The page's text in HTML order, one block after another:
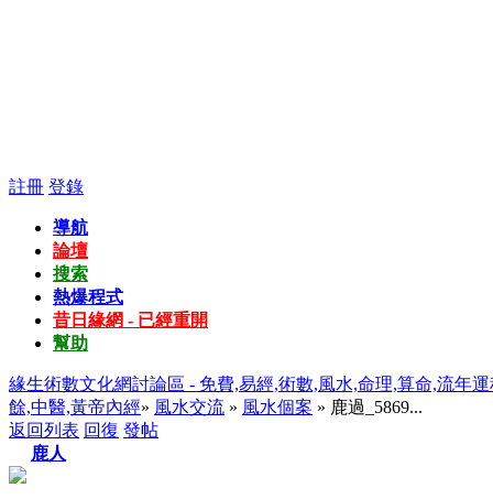
註冊 登錄
導航
論壇
搜索
熱爆程式
昔日緣網 - 已經重開
幫助
緣生術數文化網討論區 - 免費,易經,術數,風水,命理,算命,流年
餘,中醫,黃帝內經» 風水交流 » 風水個案 » 鹿過_5869...
返回列表 回復 發帖
鹿人